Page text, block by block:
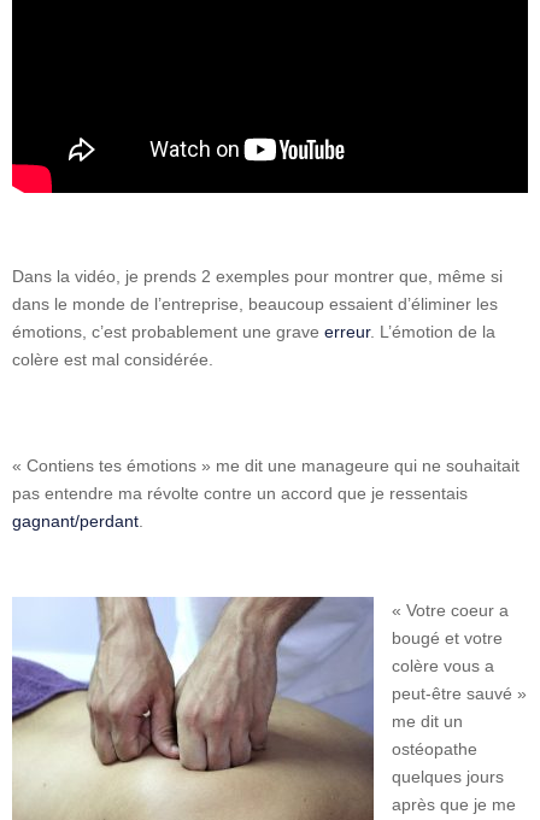
Dans la vidéo, je prends 2 exemples pour montrer que, même si
dans le monde de l’entreprise, beaucoup essaient d’éliminer les
émotions, c’est probablement une grave erreur. L’émotion de la
colère est mal considérée.
« Contiens tes émotions » me dit une manageure qui ne souhaitait
pas entendre ma révolte contre un accord que je ressentais
gagnant/perdant
« Votre coeur a
bougé et votre
colère vous a
peut-être sauvé »
me dit un
ostéopathe
quelques jours
après que je me